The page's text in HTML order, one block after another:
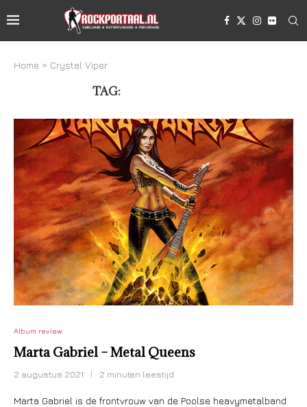
Home » Crystal Viper
TAG:
Album review
Marta Gabriel – Metal Queens
2 augustus 2021 2 minuten leestijd
Marta Gabriel is de frontvrouw van de Poolse heavymetalband